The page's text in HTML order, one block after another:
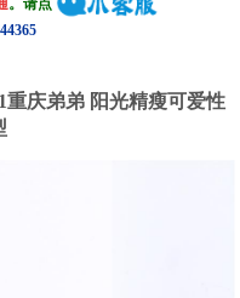
重庆弟弟 阳光精瘦可爱性